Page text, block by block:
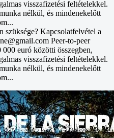
visszafizetési feltételekkel.
nélkül, és mindenekelőtt
szüksége? Kapcsolatfelvétel a
Peer-to-peer
euró közötti összegben,
visszafizetési feltételekkel.
nélkül, és mindenekelőtt